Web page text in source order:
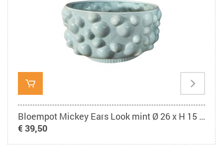
Bloempot Mickey Ears Look mint Ø 26 x H 15 cm
€ 39,50